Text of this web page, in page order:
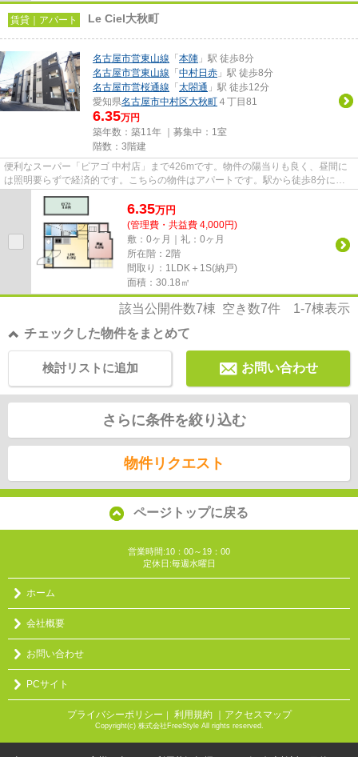
賃貸｜アパート Le Ciel大秋町
名古屋市営東山線 「 本陣 」駅 徒歩8分
名古屋市営東山線 「 中村日赤 」駅 徒歩8分
名古屋市営桜通線 「 太閤通 」駅 徒歩12分
愛知県名古屋市中村区大秋町 ４丁目81
6.35万円
築年数：築11年 ｜募集中： 1室
階数：3階建
便利なスーパー「ピアゴ 中村店」まで426mです。物件の陽当りも良く、昼間に
は照明要らずで経済的です。こちらの物件はアパートです。駅から徒歩8分にあ
る物件なので、電車利用が多い...
6.35万円
(管理費・共益費 4,000円)
敷：0ヶ月｜礼：0ヶ月
所在階：2階
間取り：1LDK＋1S(納戸)
面積：30.18㎡
該当公開件数7棟 空き数7件 1-7棟表示
チェックした物件をまとめて
お問い合わせ
検討リストに追加
さらに条件を絞り込む
物件リクエスト
ページトップに戻る
営業時間:10：00～19：00
定休日:毎週水曜日
ホーム
会社概要
お問い合わせ
PCサイト
プライバシーポリシー 利用規約 ｜アクセスマップ
Copyright(c) 株式会社FreeStyle All rights reserved.